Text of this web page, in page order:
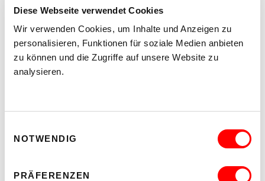
Diese Webseite verwendet Cookies
Wir verwenden Cookies, um Inhalte und Anzeigen zu
personalisieren, Funktionen für soziale Medien anbieten
zu können und die Zugriffe auf unsere Website zu
analysieren.
NOTWENDIG
PRÄFERENZEN
20.30
Hof
MEHR LESEN